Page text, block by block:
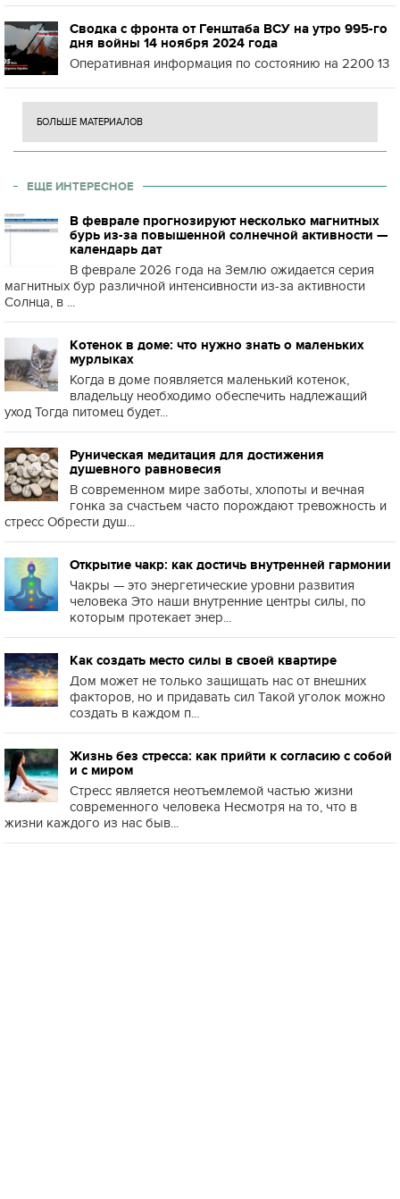
Сводка с фронта от Генштаба ВСУ на утро 995-го
дня войны 14 ноября 2024 года
Оперативная информация по состоянию на 2200 13
БОЛЬШЕ МАТЕРИАЛОВ
ЕЩЕ ИНТЕРЕСНОЕ
В феврале прогнозируют несколько магнитных
бурь из-за повышенной солнечной активности —
календарь дат
В феврале 2026 года на Землю ожидается серия
магнитных бур различной интенсивности из-за активности
Солнца, в ...
Котенок в доме: что нужно знать о маленьких
мурлыках
Когда в доме появляется маленький котенок,
владельцу необходимо обеспечить надлежащий
уход Тогда питомец будет...
Руническая медитация для достижения
душевного равновесия
В современном мире заботы, хлопоты и вечная
гонка за счастьем часто порождают тревожность и
стресс Обрести душ...
Открытие чакр: как достичь внутренней гармонии
Чакры — это энергетические уровни развития
человека Это наши внутренние центры силы, по
которым протекает энер...
Как создать место силы в своей квартире
Дом может не только защищать нас от внешних
факторов, но и придавать сил Такой уголок можно
создать в каждом п...
Жизнь без стресса: как прийти к согласию с собой
и с миром
Стресс является неотъемлемой частью жизни
современного человека Несмотря на то, что в
жизни каждого из нас быв...